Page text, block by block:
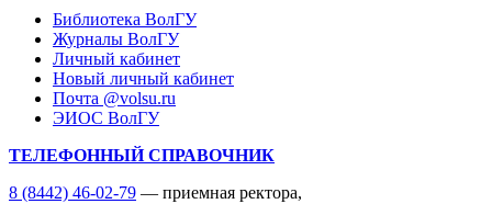
Библиотека ВолГУ
Журналы ВолГУ
Личный кабинет
Новый личный кабинет
Почта @volsu.ru
ЭИОС ВолГУ
ТЕЛЕФОННЫЙ СПРАВОЧНИК
8 (8442) 46-02-79 — приемная ректора,